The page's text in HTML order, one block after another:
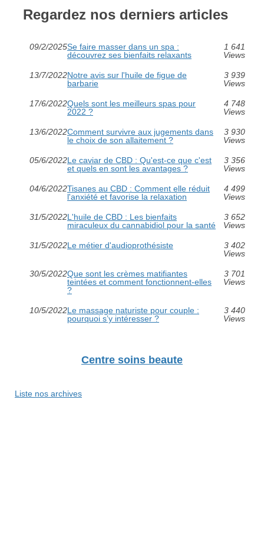
Regardez nos derniers articles
09/2/2025Se faire masser dans un spa :
découvrez ses bienfaits relaxants
1 641
Views
13/7/2022Notre avis sur l'huile de figue de
barbarie
3 939
Views
17/6/2022Quels sont les meilleurs spas pour
2022 ?
4 748
Views
13/6/2022Comment survivre aux jugements dans
le choix de son allaitement ?
3 930
Views
05/6/2022Le caviar de CBD : Qu'est-ce que c'est
et quels en sont les avantages ?
3 356
Views
04/6/2022Tisanes au CBD : Comment elle réduit
l'anxiété et favorise la relaxation
4 499
Views
31/5/2022L'huile de CBD : Les bienfaits
miraculeux du cannabidiol pour la santé
3 652
Views
31/5/2022Le métier d'audioprothésiste
3 402
Views
30/5/2022Que sont les crèmes matifiantes
teintées et comment fonctionnent-elles
?
3 701
Views
10/5/2022Le massage naturiste pour couple :
pourquoi s’y intéresser ?
3 440
Views
Centre soins beaute
Liste nos archives